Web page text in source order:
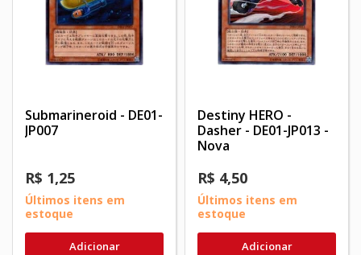
Submarineroid - DE01-
JP007
R$ 1,25
Últimos itens em
estoque
Adicionar
Destiny HERO -
Dasher - DE01-JP013 -
Nova
R$ 4,50
Últimos itens em
estoque
Adicionar